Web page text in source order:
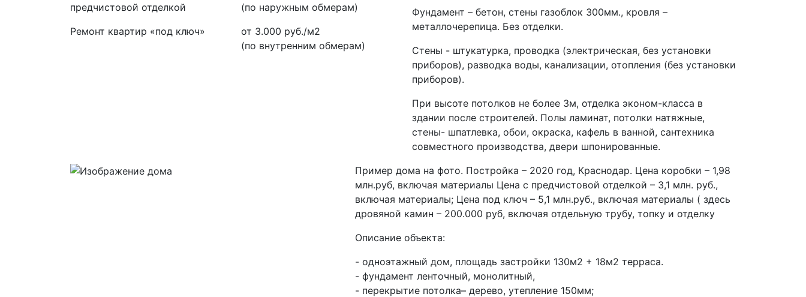
предчистовой отделкой
Ремонт квартир «под ключ»
(по наружным обмерам)
от 3.000 руб./м2
(по внутренним обмерам)
Фундамент – бетон, стены газоблок 300мм., кровля –
металлочерепица. Без отделки.
Стены - штукатурка, проводка (электрическая, без установки
приборов), разводка воды, канализации, отопления (без установки
приборов).
При высоте потолков не более 3м, отделка эконом-класса в
здании после строителей. Полы ламинат, потолки натяжные,
стены- шпатлевка, обои, окраска, кафель в ванной, сантехника
совместного производства, двери шпонированные.
Пример дома на фото. Постройка – 2020 год, Краснодар. Цена коробки – 1,98
млн.руб, включая материалы Цена с предчистовой отделкой – 3,1 млн. руб.,
включая материалы; Цена под ключ – 5,1 млн.руб., включая материалы ( здесь
дровяной камин – 200.000 руб, включая отдельную трубу, топку и отделку
Описание объекта:
- одноэтажный дом, площадь застройки 130м2 + 18м2 терраса.
- фундамент ленточный, монолитный,
- перекрытие потолка– дерево, утепление 150мм;